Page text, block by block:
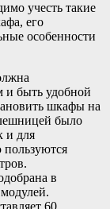
учесть такие
его
особенности
и быть удобной
шкафы на
было
и для
в